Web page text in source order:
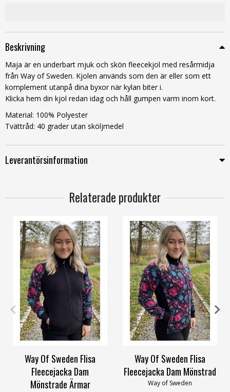
Beskrivning
Maja är en underbart mjuk och skön fleecekjol med resårmidja
från Way of Sweden. Kjolen används som den är eller som ett
komplement utanpå dina byxor när kylan biter i.
Klicka hem din kjol redan idag och håll gumpen varm inom kort.
Material: 100% Polyester
Tvättråd: 40 grader utan sköljmedel
Leverantörsinformation
Relaterade produkter
34 36 38 42 58/60
Way Of Sweden Flisa
Fleecejacka Dam
Mönstrade Ärmar
34 36 38 40 42 58/60
Way Of Sweden Flisa
Fleecejacka Dam Mönstrad
Way of Sweden